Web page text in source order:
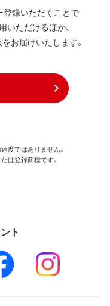
登録いただくことで
ただけるほか、
お届けいたします。
度ではありません。
は登録商標です。
ト